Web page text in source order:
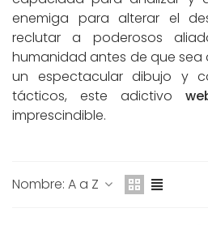
enemiga para alterar el
reclutar a poderosos
humanidad antes de que sea
un espectacular dibujo y
tácticos, este adictivo
imprescindible.
Nombre: A a Z